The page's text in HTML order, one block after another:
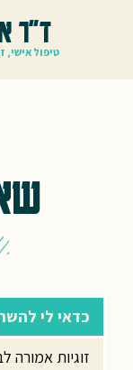
ד"ר
טיפול אישי,
כדאי לי
זוגיות אמורה